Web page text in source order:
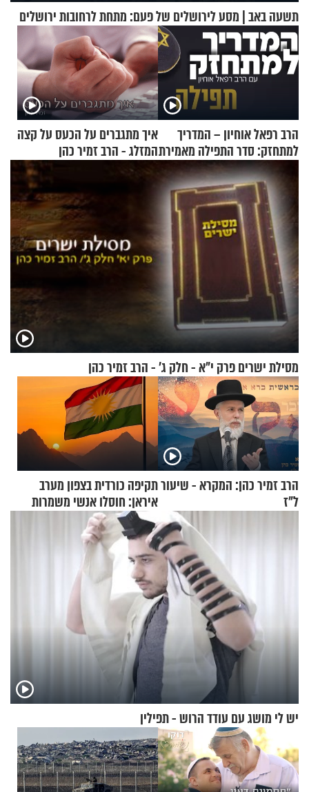
תשעה באב | מסע לירושלים של פעם: מתחת לרחובות ירושלים
הרב רפאל אוחיון – המדריך
למתחזק: סדר התפילה מאמירת
הקורבנות ועד קריאת שמע
איך מתגברים על הכעס על קצה
המזלג - הרב זמיר כהן
מסילת ישרים פרק י"א - חלק ג’ - הרב זמיר כהן
הרב זמיר כהן: המקרא - שיעור
ל"ז
תקיפה כורדית בצפון מערב
איראן: חוסלו אנשי משמרות
המהפכה
יש לי מושג עם עודד הרוש - תפילין